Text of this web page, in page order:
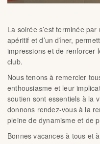
La soirée s’est terminée
apéritif et d’un dîner,
impressions et de renforcer
club.
Nous tenons à remercier
enthousiasme et leur
soutien sont essentiels à la
donnons rendez-vous à la
pleine de dynamisme et de
Bonnes vacances à tous et